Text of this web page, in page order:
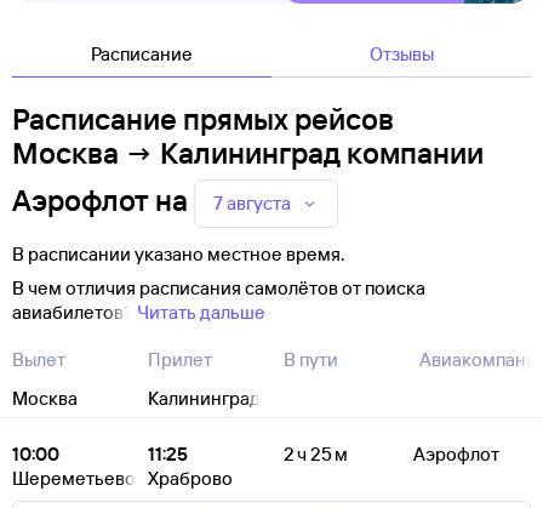
Расписание Отзывы
Расписание прямых рейсов
Москва → Калининград компании
Аэрофлот на 7 августа
В расписании указано местное время.
В чем отличия расписания самолётов от поиска
авиабилетов? Читать дальше
Вылет
Москва
Прилет
Калининград
В пути
10:00
Шереметьево
11:25
Храброво
2 ч 25 м Аэрофлот